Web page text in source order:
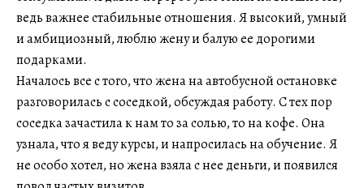
ведь важнее стабильные отношения. Я высокий, умный
и амбициозный, люблю жену и балую ее дорогими
подарками.
Началось все с того, что жена на автобусной остановке
разговорилась с соседкой, обсуждая работу. С тех пор
соседка зачастила к нам то за солью, то на кофе. Она
узнала, что я веду курсы, и напросилась на обучение. Я
не особо хотел, но жена взяла с нее деньги, и появился